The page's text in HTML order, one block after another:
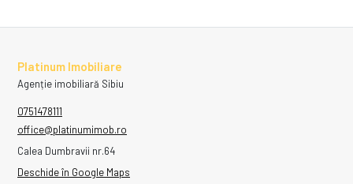
Platinum Imobiliare
Agenție imobiliară Sibiu
0751478111
office@platinumimob.ro
Calea Dumbravii nr.64
Deschide în Google Maps